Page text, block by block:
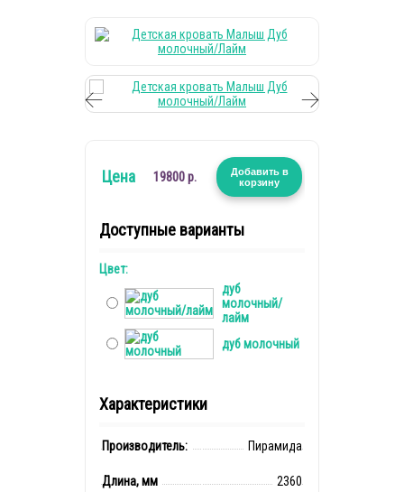
Цена 19800 р.
Добавить в
корзину
Доступные варианты
Цвет:
дуб
молочный/
лайм
дуб молочный
Характеристики
Производитель: Пирамида
Длина, мм 2360